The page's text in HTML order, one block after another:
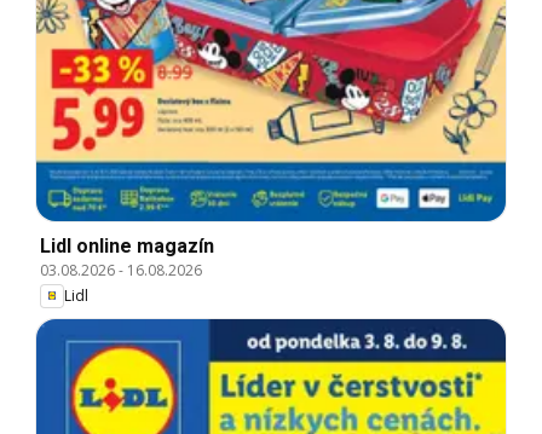
Lidl online magazín
03.08.2026- 16.08.2026
Lidl